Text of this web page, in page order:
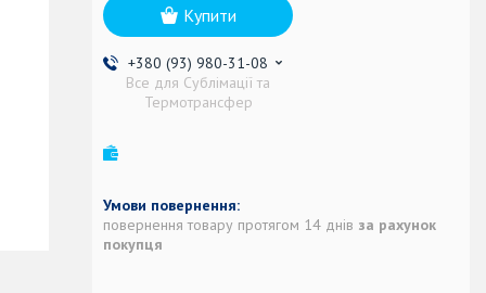
Купити
+380 (93) 980-31-08
Все для Сублімації та
Термотрансфер
повернення товару протягом 14 днів за рахунок
покупця